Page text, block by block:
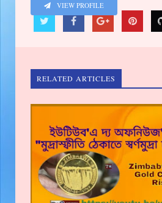
VIEW PROFILE
RELATED ARTICLES